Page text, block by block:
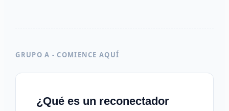
GRUPO A - COMIENCE AQUÍ
¿Qué es un reconectador